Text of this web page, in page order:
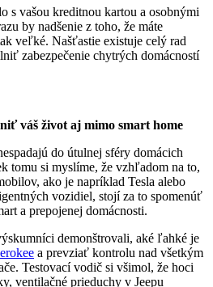
s vašou kreditnou kartou a osobnými
by nadšenie z toho, že máte
veľké. Našťastie existuje celý rad
zabezpečenie chytrých domácností
váš život aj mimo smart home
do útulnej sféry domácich
tomu si myslíme, že vzhľadom na to,
ako je napríklad Tesla alebo
vozidiel, stojí za to spomenúť
a prepojenej domácnosti.
demonštrovali, aké ľahké je
a prevziať kontrolu nad všetkým
Testovací vodič si všimol, že hoci
ventilačné prieduchy v Jeepu